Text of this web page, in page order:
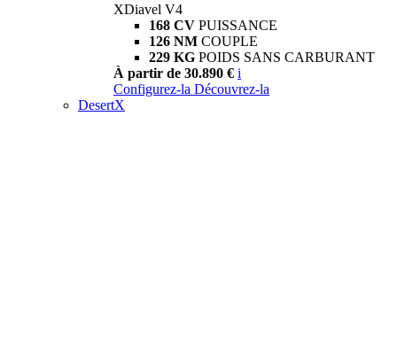
XDiavel V4
168 CV PUISSANCE
126 NM COUPLE
229 KG POIDS SANS CARBURANT
À partir de 30.890 € i
Configurez-la Découvrez-la
DesertX